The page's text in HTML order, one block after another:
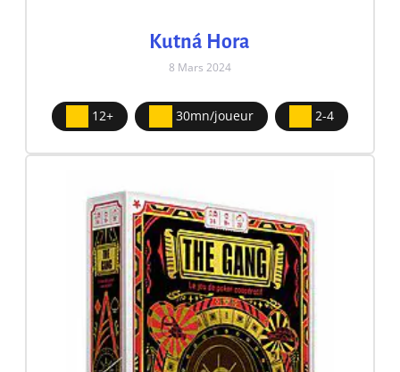
Kutná Hora
8 Mars 2024
12+ 30mn/joueur 2-4